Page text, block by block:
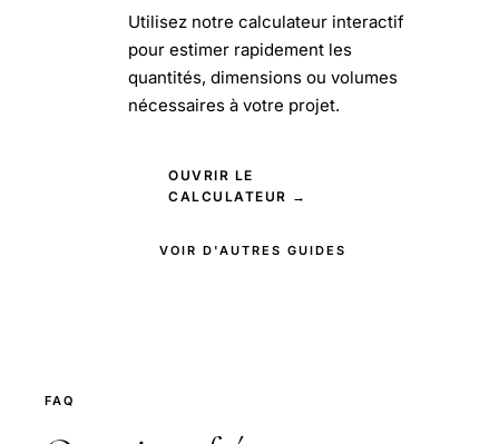
Utilisez notre calculateur interactif
pour estimer rapidement les
quantités, dimensions ou volumes
nécessaires à votre projet.
OUVRIR LE
CALCULATEUR →
VOIR D'AUTRES GUIDES
FAQ